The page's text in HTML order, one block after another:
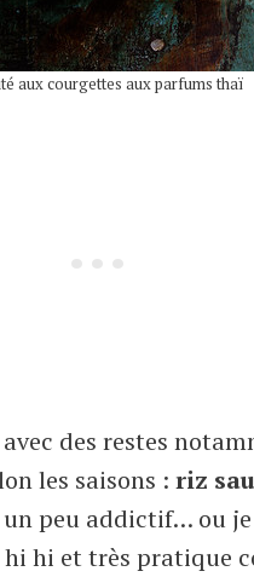
aux courgettes aux parfums thaï
des restes
les saisons : riz
peu addictif… ou
hi et très pratique